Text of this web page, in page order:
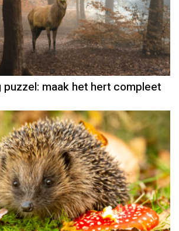
puzzel: maak het hert compleet